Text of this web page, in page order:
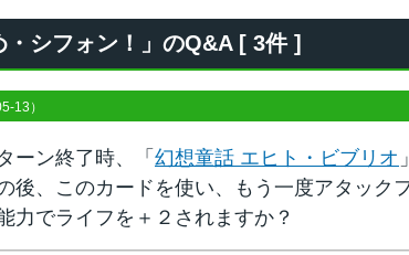
・シフォン！」のQ&A [ 3件 ]
13）
ーン終了時、「 幻想童話 エヒト・ビブリオ
後、このカードを使い、もう一度アタック
力でライフを＋２されますか？